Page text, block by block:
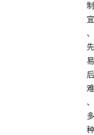
制
宜
、
先
易
后
难
、
多
种